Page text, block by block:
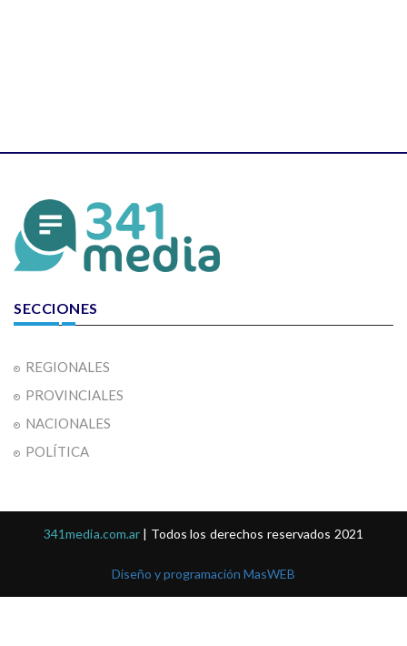
SECCIONES
REGIONALES
PROVINCIALES
NACIONALES
POLÍTICA
341media.com.ar | Todos los derechos reservados 2021
Diseño y programación MasWEB